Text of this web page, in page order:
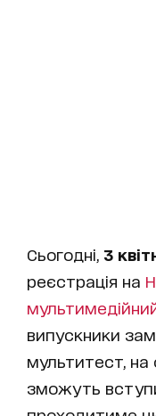
Сьогодні, 3
реєстрація на
випускники
мультитест, на
зможуть